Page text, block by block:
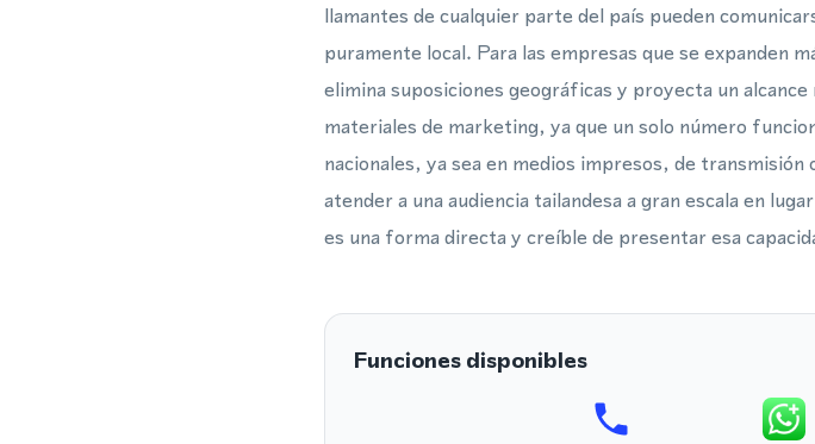
llamantes de cualquier parte del país pueden
puramente local. Para las empresas que se expanden
elimina suposiciones geográficas y proyecta un
materiales de marketing, ya que un solo número
nacionales, ya sea en medios impresos, de
atender a una audiencia tailandesa a gran escala en
es una forma directa y creíble de presentar esa
Funciones disponibles